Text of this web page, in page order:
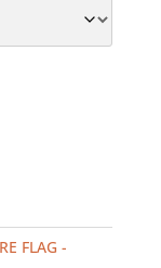
FLAG -